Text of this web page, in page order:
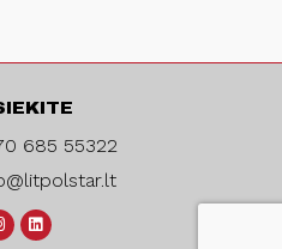
685 55322